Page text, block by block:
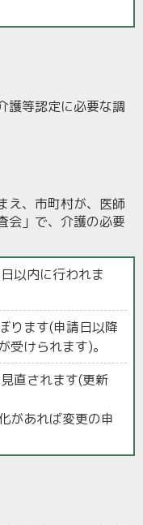
護等認定に必要な調
え、市町村が、医師
会」で、介護の必要
以内に行われま
ります(申請日以降
受けられます)。
直されます(更新
があれば変更の申